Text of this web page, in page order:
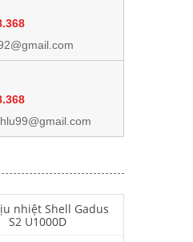
nhiệt Shell Gadus
S2 U1000D